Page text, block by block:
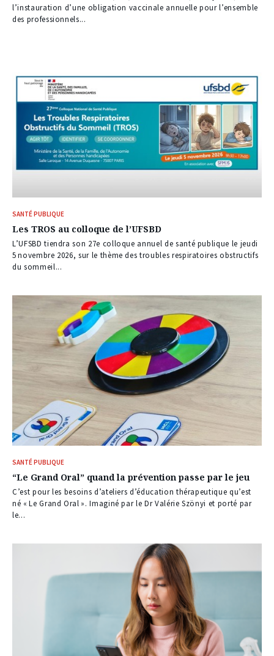
l’instauration d’une obligation vaccinale annuelle pour l’ensemble
des professionnels...
SANTÉ PUBLIQUE
Les TROS au colloque de l’UFSBD
L’UFSBD tiendra son 27e colloque annuel de santé publique le jeudi
5 novembre 2026, sur le thème des troubles respiratoires obstructifs
du sommeil...
SANTÉ PUBLIQUE
“Le Grand Oral” quand la prévention passe par le jeu
C’est pour les besoins d’ateliers d’éducation thérapeutique qu’est
né « Le Grand Oral ». Imaginé par le Dr Valérie Szönyi et porté par
le...